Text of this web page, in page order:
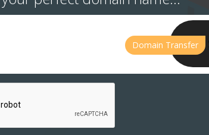
Domain Transfer